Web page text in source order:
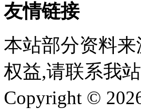
友情链接
本站部分资料
权益,请联系我
Copyright ©